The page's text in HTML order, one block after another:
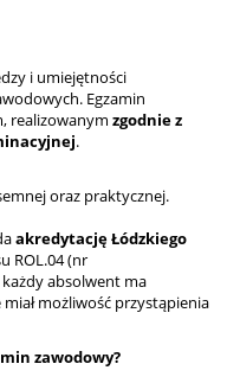
i umiejętności
Egzamin
realizowanym zgodnie z
.
oraz praktycznej.
akredytację Łódzkiego
ROL.04 (nr
każdy absolwent ma
możliwość przystąpienia
zawodowy?